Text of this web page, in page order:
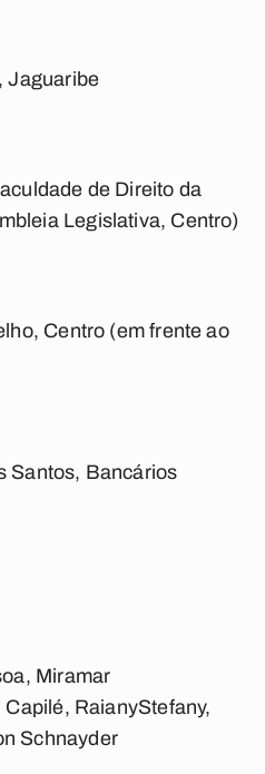
Jaguaribe
de Direito da
Legislativa, Centro)
Centro (em frente ao
Santos, Bancários
Miramar
RaianyStefany,
Schnayder